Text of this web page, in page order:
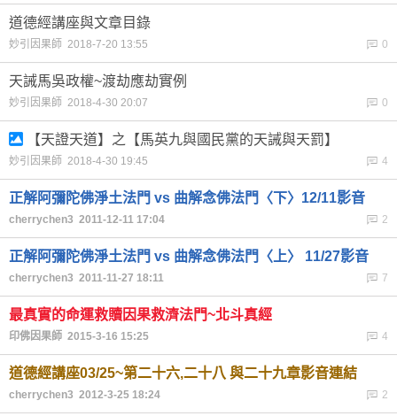
道德經講座與文章目錄
妙引因果師 2018-7-20 13:55 0
天誡馬吳政權~渡劫應劫實例
妙引因果師 2018-4-30 20:07 0
【天證天道】之【馬英九與國民黨的天誡與天罰】
妙引因果師 2018-4-30 19:45 4
正解阿彌陀佛淨土法門 vs 曲解念佛法門〈下〉12/11影音
cherrychen3 2011-12-11 17:04 2
正解阿彌陀佛淨土法門 vs 曲解念佛法門〈上〉 11/27影音
cherrychen3 2011-11-27 18:11 7
最真實的命運救贖因果救濟法門~北斗真經
印佛因果師 2015-3-16 15:25 4
道德經講座03/25~第二十六,二十八 與二十九章影音連結
cherrychen3 2012-3-25 18:24 2